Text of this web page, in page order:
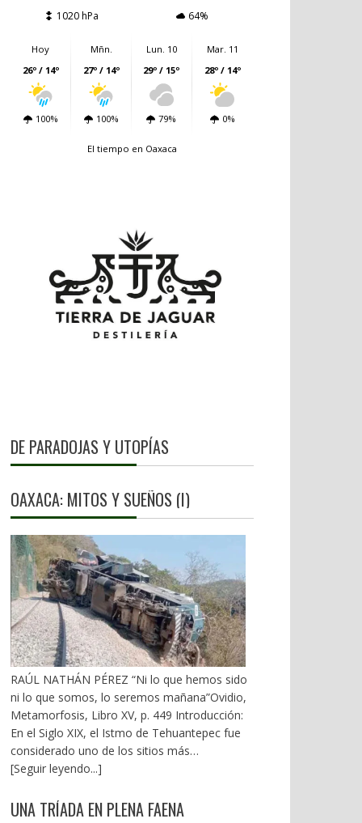
1020 hPa
64%
Hoy
26º / 14º
100%
Mñn.
27º / 14º
100%
Lun. 10
29º / 15º
79%
Mar. 11
28º / 14º
0%
El tiempo en Oaxaca
DE PARADOJAS Y UTOPÍAS
OAXACA: MITOS Y SUEÑOS (I)
RAÚL NATHÁN PÉREZ “Ni lo que hemos sido
ni lo que somos, lo seremos mañana”Ovidio,
Metamorfosis, Libro XV, p. 449 Introducción:
En el Siglo XIX, el Istmo de Tehuantepec fue
considerado uno de los sitios más
estratégicos a nivel mundial. En la mira de los
emanados del PRI iniciaron una serie de
[Seguir leyendo...]
UNA TRÍADA EN PLENA FAENA